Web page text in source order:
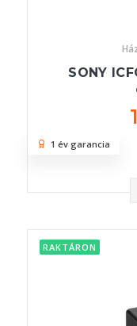
SONY
1 év garancia
RAKTÁRON